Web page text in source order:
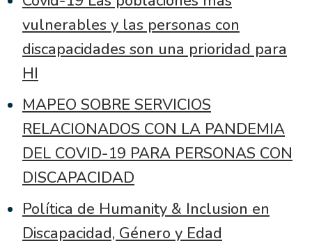
vulnerables y las personas con
discapacidades son una prioridad para
HI
MAPEO SOBRE SERVICIOS
RELACIONADOS CON LA PANDEMIA
DEL COVID-19 PARA PERSONAS CON
DISCAPACIDAD
Política de Humanity & Inclusion en
Discapacidad, Género y Edad